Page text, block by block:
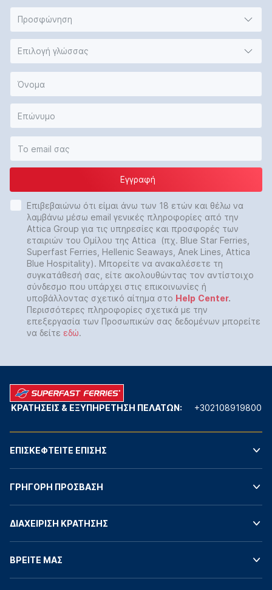
Προσφώνηση
Επιλογή γλώσσας
Εγγραφή
Επιβεβαιώνω ότι είμαι άνω των 18 ετών και θέλω να
λαμβάνω μέσω email γενικές πληροφορίες από την
Attica Group για τις υπηρεσίες και προσφορές των
εταιριών του Ομίλου της Attica (πχ. Blue Star Ferries,
Superfast Ferries, Hellenic Seaways, Anek Lines, Attica
Blue Hospitality). Μπορείτε να ανακαλέσετε τη
συγκατάθεσή σας, είτε ακολουθώντας τον αντίστοιχο
σύνδεσμο που υπάρχει στις επικοινωνίες ή
υποβάλλοντας σχετικό αίτημα στο Help Center.
Περισσότερες πληροφορίες σχετικά με την
επεξεργασία των Προσωπικών σας δεδομένων μπορείτε
να δείτε εδώ.
ΚΡΑΤΗΣΕΙΣ & ΕΞΥΠΗΡΕΤΗΣΗ ΠΕΛΑΤΩΝ: +302108919800
ΕΠΙΣΚΕΦΤΕΙΤΕ ΕΠΙΣΗΣ
ΓΡΗΓΟΡΗ ΠΡΟΣΒΑΣΗ
ΔΙΑΧΕΙΡΙΣΗ ΚΡΑΤΗΣΗΣ
ΒΡΕΙΤΕ ΜΑΣ